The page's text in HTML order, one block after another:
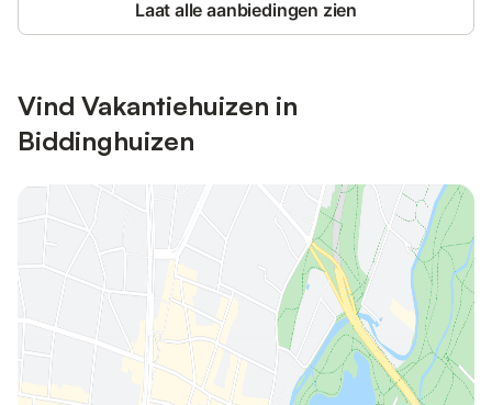
Laat alle aanbiedingen zien
Vind Vakantiehuizen in
Biddinghuizen